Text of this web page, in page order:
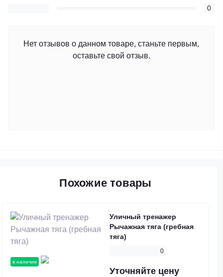
0
Нет отзывов о данном товаре, станьте первым,
оставьте свой отзыв.
Похожие товары
в наличии
Уличный тренажер
Рычажная тяга (гребная
тяга)
0
Уточняйте цену